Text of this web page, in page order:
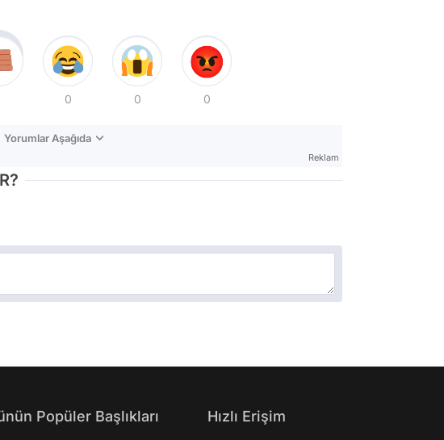
0 0 0
Yorumlar Aşağıda
Reklam
Popüler Başlıkları Hızlı Erişim